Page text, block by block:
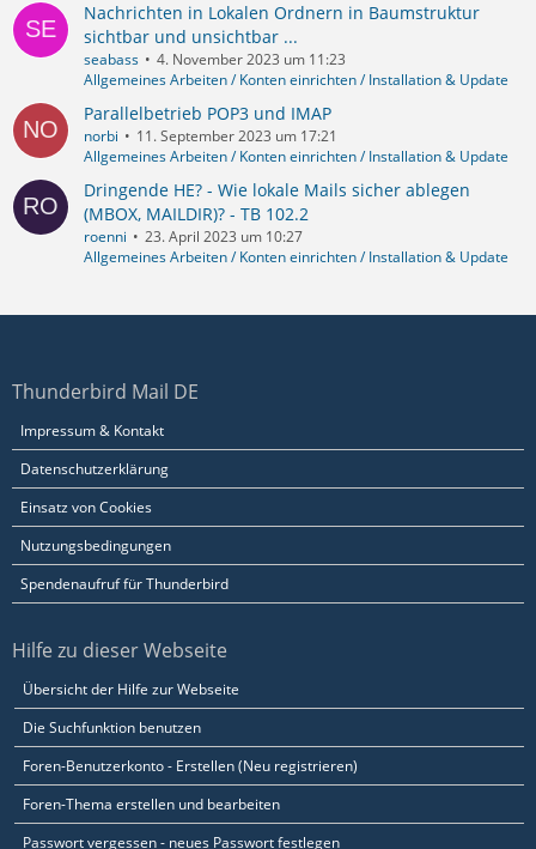
Nachrichten in Lokalen Ordnern in Baumstruktur
sichtbar und unsichtbar ...
seabass
4. November 2023 um 11:23
Allgemeines Arbeiten / Konten einrichten / Installation & Update
Parallelbetrieb POP3 und IMAP
norbi
11. September 2023 um 17:21
Allgemeines Arbeiten / Konten einrichten / Installation & Update
Dringende HE? - Wie lokale Mails sicher ablegen
(MBOX, MAILDIR)? - TB 102.2
roenni
23. April 2023 um 10:27
Allgemeines Arbeiten / Konten einrichten / Installation & Update
Thunderbird Mail DE
Impressum & Kontakt
Datenschutzerklärung
Einsatz von Cookies
Nutzungsbedingungen
Spendenaufruf für Thunderbird
Hilfe zu dieser Webseite
Übersicht der Hilfe zur Webseite
Die Suchfunktion benutzen
Foren-Benutzerkonto - Erstellen (Neu registrieren)
Foren-Thema erstellen und bearbeiten
Passwort vergessen - neues Passwort festlegen